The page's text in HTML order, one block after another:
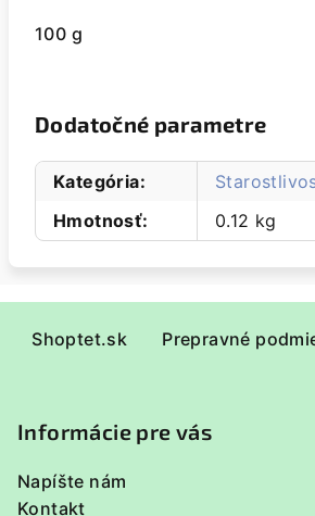
100 g
Dodatočné parametre
Kategória:
Hmotnosť: 0.12 kg
Shoptet.sk Prepravné
Informácie pre vás
Napíšte nám
Kontakt